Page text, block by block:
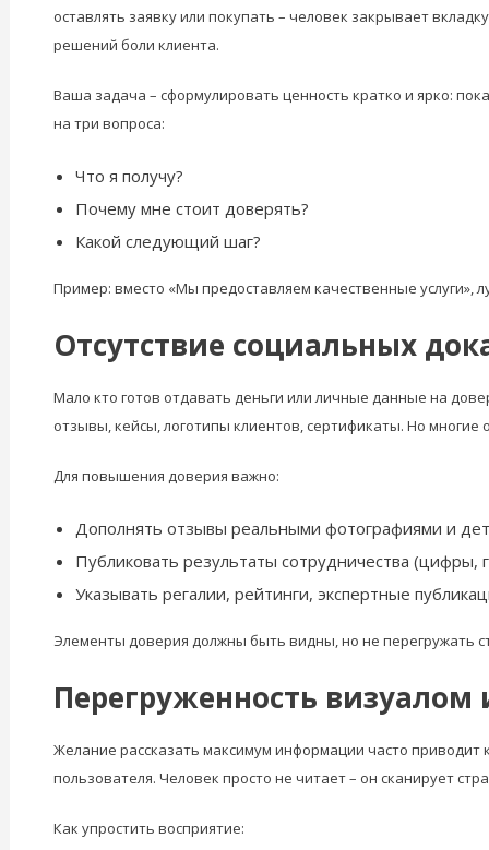
оставлять заявку или покупать – человек закрывает
решений боли клиента.
Ваша задача – сформулировать ценность кратко и ярко:
на три вопроса:
Что я получу?
Почему мне стоит доверять?
Какой следующий шаг?
Пример: вместо «Мы предоставляем качественные услуги»,
Отсутствие социальных
Мало кто готов отдавать деньги или личные данные на
отзывы, кейсы, логотипы клиентов, сертификаты. Но
Для повышения доверия важно:
Дополнять отзывы реальными фотографиями и
Публиковать результаты сотрудничества (цифры,
Указывать регалии, рейтинги, экспертные
Элементы доверия должны быть видны, но не перегружать
Перегруженность визуалом
Желание рассказать максимум информации часто приводит
пользователя. Человек просто не читает – он сканирует
Как упростить восприятие: